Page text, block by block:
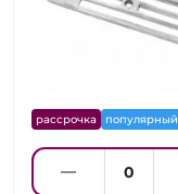
рассрочка популярный